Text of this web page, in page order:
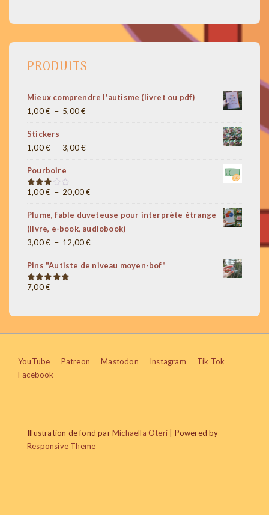
PRODUITS
Mieux comprendre l'autisme (livret ou pdf)
1,00€ – 5,00€Plage
1,00 €
Stickers
1,00€ – 3,00€Plage
1,00 €
3,00 €
Pourboire
Note
1,00€ – 20,00€Plage
prix :
1,00 €
à
20,00 €
Plume, fable duveteuse pour interprète étrange
(livre, e-book, audiobook)
3,00€ – 12,00€Plage
prix :
Pins "Autiste de niveau moyen-bof"
Note5.00
7,00€
Menu
de
page
YouTube Patreon Mastodon Instagram
Tik Tok
Facebook
Illustration de fond parMichaella Oteri
| Powered by
Responsive Theme